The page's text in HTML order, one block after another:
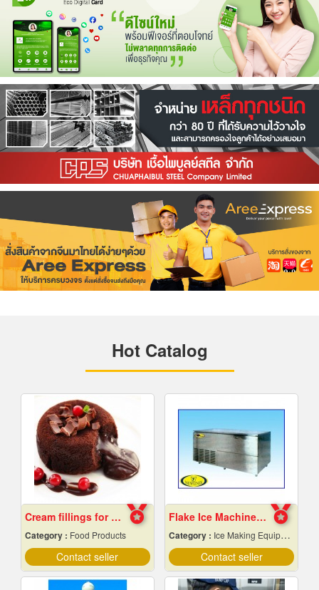
Hot Catalog
Cream fillings for bread
Category : Food Products
Contact seller
Flake Ice Machine Chiang Mai
Category : Ice Making Equipment & Machines
Contact seller